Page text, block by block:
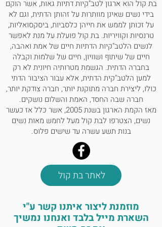
ואהבה, חיים של שיתוף ושוויון, חיים של
שלמות וקבלה בחברה הדתית. הגשמת
מטרותיה חיונית לא רק למען הלטב"קית
הדתית, אלא עבור הציבור הדתי כולו,
ליצירת חברה מתוקנת יותר, חברה
צודקת יותר, חברה שבה החסד, האמת
והשלום נושקים. מאז הקמת הארגון
בשנת 2005, אשר כלל אז כעשר נשים,
הצטרפו לבת קול מעל לחמש מאות
נשים בנות תשע עשרה עד שישים
פלוס.
בת קול הוא ארגון לטב"קיות דתיות גאות, אשר הוקם
בידי נשים שאינן מוותרות על זהותן הדתית, וגם לא
על זכותן לממש את חייהן כלסביות, ביסקסואליות,
טרנסיות וקוויריות. בת קול פועלת על מנת לאפשר
לנשים הלטב"קיות הדתיות חיים של אמת ואהבה,
חיים של שיתוף ושוויון, חיים של שלמות וקבלה
בחברה הדתית. הגשמת מטרותיה חיונית לא רק
למען הלטב"קית הדתית, אלא עבור הציבור הדתי
כולו, ליצירת חברה מתוקנת יותר, חברה צודקת יותר,
חברה שבה החסד, האמת והשלום נושקים.
מאז הקמת הארגון בשנת 2005, אשר כלל אז כעשר
נשים, הצטרפו לבת קול מעל לחמש מאות נשים
בנות תשע עשרה עד שישים פלוס.
לאתר בת קול
מוזמנת ליצור איתנו קשר ע"י
השארת מייל בלבד ואנחנו נמשיך